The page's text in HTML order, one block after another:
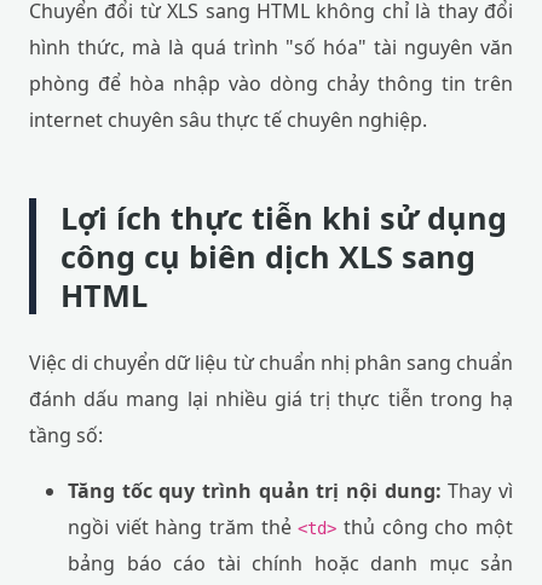
Chuyển đổi từ XLS sang HTML không chỉ là thay đổi
hình thức, mà là quá trình "số hóa" tài nguyên văn
phòng để hòa nhập vào dòng chảy thông tin trên
internet chuyên sâu thực tế chuyên nghiệp.
Lợi ích thực tiễn khi sử dụng
công cụ biên dịch XLS sang
HTML
Việc di chuyển dữ liệu từ chuẩn nhị phân sang chuẩn
đánh dấu mang lại nhiều giá trị thực tiễn trong hạ
tầng số:
Tăng tốc quy trình quản trị nội dung: Thay vì
ngồi viết hàng trăm thẻ<td> thủ công cho một
bảng báo cáo tài chính hoặc danh mục sản